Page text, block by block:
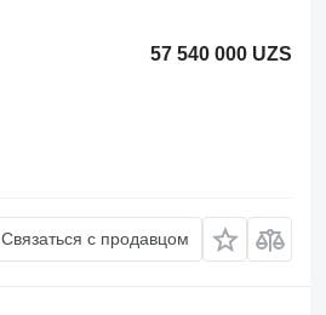
57 540 000 UZS
Связаться с продавцом